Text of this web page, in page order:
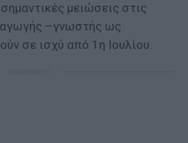
μειώσεις στις
–γνωστής ως
σε ισχύ από 1η Ιουλίου.